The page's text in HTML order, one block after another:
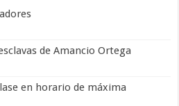
de Amancio Ortega
en horario de máxima